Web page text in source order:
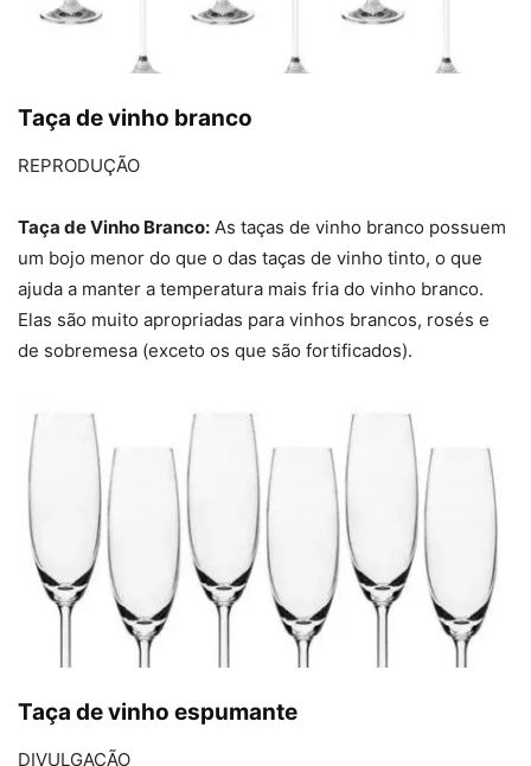
Taça de vinho branco
REPRODUÇÃO
Taça de Vinho Branco: As taças de vinho branco possuem
um bojo menor do que o das taças de vinho tinto, o que
ajuda a manter a temperatura mais fria do vinho branco.
Elas são muito apropriadas para vinhos brancos, rosés e
de sobremesa (exceto os que são fortificados).
Taça de vinho espumante
DIVULGAÇÃO